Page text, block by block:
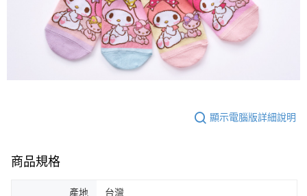
顯示電腦版詳細說明
商品規格
產地 台灣